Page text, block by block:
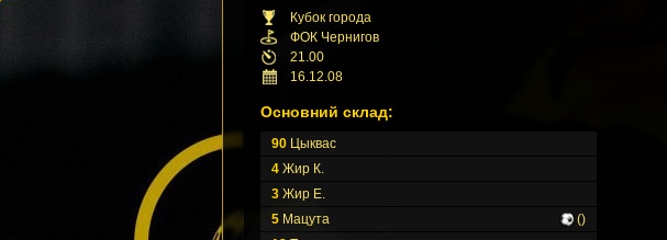
Кубок города
ФОК Чернигов
21.00
16.12.08
Основний склад:
90 Цыквас
4 Жир К.
3 Жир Е.
5 Мацута
()